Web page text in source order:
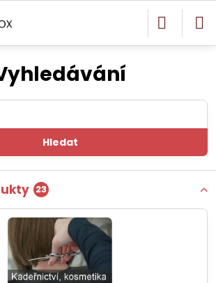
Hledat
23